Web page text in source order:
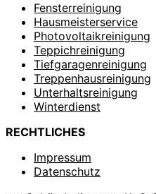
Fensterreinigung
Hausmeisterservice
Photovoltaikreinigung
Teppichreinigung
Tiefgaragenreinigung
Treppenhausreinigung
Unterhaltsreinigung
Winterdienst
RECHTLICHES
Impressum
Datenschutz